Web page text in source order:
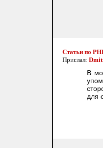
Статьи по
Прислал:
В
для